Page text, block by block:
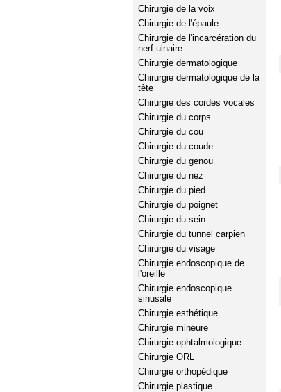
Chirurgie de la voix
Chirurgie de l'épaule
Chirurgie de l'incarcération du
nerf ulnaire
Chirurgie dermatologique
Chirurgie dermatologique de la
tête
Chirurgie des cordes vocales
Chirurgie du corps
Chirurgie du cou
Chirurgie du coude
Chirurgie du genou
Chirurgie du nez
Chirurgie du pied
Chirurgie du poignet
Chirurgie du sein
Chirurgie du tunnel carpien
Chirurgie du visage
Chirurgie endoscopique de
l'oreille
Chirurgie endoscopique
sinusale
Chirurgie esthétique
Chirurgie mineure
Chirurgie ophtalmologique
Chirurgie ORL
Chirurgie orthopédique
Chirurgie plastique